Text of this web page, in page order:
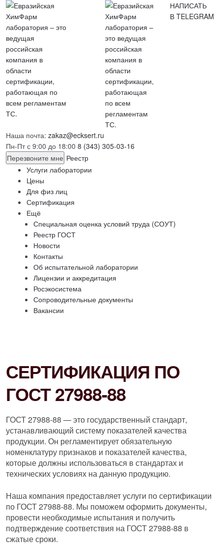
НАПИСАТЬ
В TELEGRAM
Наша почта: zakaz@ecksert.ru
Пн-Пт с 9:00 до 18:00 8 (343) 305-03-16
Перезвоните мне Реестр
Услуги лаборатории
Цены
Для физ лиц
Сертификация
Ещё
Специальная оценка условий труда (СОУТ)
Реестр ГОСТ
Новости
Контакты
Об испытательной лаборатории
Лицензии и аккредитация
Росэкосистема
Сопроводительные документы
Вакансии
СЕРТИФИКАЦИЯ ПО
ГОСТ 27988-88
ГОСТ 27988-88 — это государственный стандарт,
устанавливающий систему показателей качества
продукции. Он регламентирует обязательную
номенклатуру признаков и показателей качества,
которые должны использоваться в стандартах и
технических условиях на данную продукцию.
Наша компания предоставляет услуги по сертификации
по ГОСТ 27988-88. Мы поможем оформить документы,
провести необходимые испытания и получить
подтверждение соответствия на ГОСТ 27988-88 в
сжатые сроки.